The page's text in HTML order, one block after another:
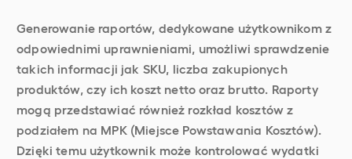
Generowanie raportów, dedykowane użytkownikom z
odpowiednimi uprawnieniami, umożliwi sprawdzenie
takich informacji jak SKU, liczba zakupionych
produktów, czy ich koszt netto oraz brutto. Raporty
mogą przedstawiać również rozkład kosztów z
podziałem na MPK (Miejsce Powstawania Kosztów).
Dzięki temu użytkownik może kontrolować wydatki